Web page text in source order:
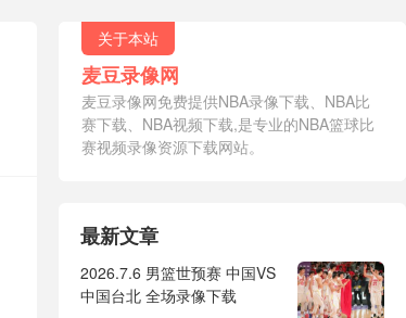
关于本站
麦豆录像网
麦豆录像网免费提供NBA录像下载、NBA比
赛下载、NBA视频下载,是专业的NBA篮球比
赛视频录像资源下载网站。
最新文章
2026.7.6 男篮世预赛 中国VS
中国台北 全场录像下载